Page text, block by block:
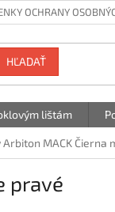
OCHRANY
HĽADAŤ
lištám
Arbiton MACK Čierna
pravé